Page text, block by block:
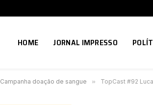
HOME JORNAL IMPRESSO
Campanha doação de sangue » TopCast #92